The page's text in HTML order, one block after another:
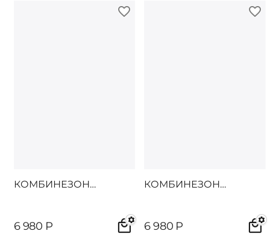
КОМБИНЕЗОН
6 980 Р
КОМБИНЕЗОН
6 980 Р